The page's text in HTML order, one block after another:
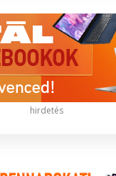
hirdetés